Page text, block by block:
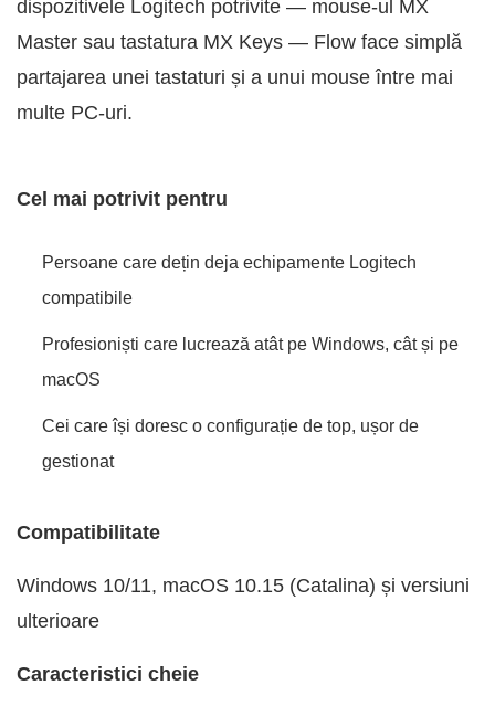
dispozitivele Logitech potrivite — mouse-ul MX
Master sau tastatura MX Keys — Flow face simplă
partajarea unei tastaturi și a unui mouse între mai
multe PC-uri.
Cel mai potrivit pentru
Persoane care dețin deja echipamente Logitech
compatibile
Profesioniști care lucrează atât pe Windows, cât și pe
macOS
Cei care își doresc o configurație de top, ușor de
gestionat
Compatibilitate
Windows 10/11, macOS 10.15 (Catalina) și versiuni
ulterioare
Caracteristici cheie